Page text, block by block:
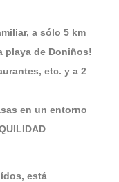
a sólo 5 km
playa de Doniños!
etc. y a 2
en un entorno
está